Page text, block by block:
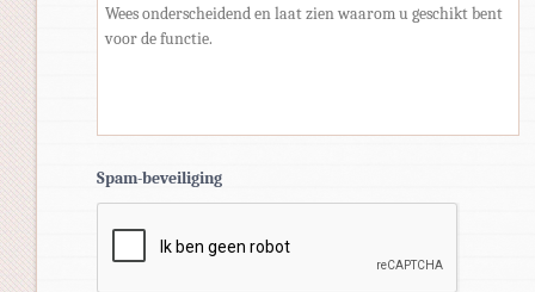
Spam-beveiliging